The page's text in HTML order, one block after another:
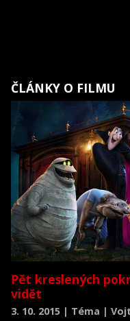
ČLÁNKY O FILMU
Pět kreslených
vidět
3. 10. 2015 | Téma |